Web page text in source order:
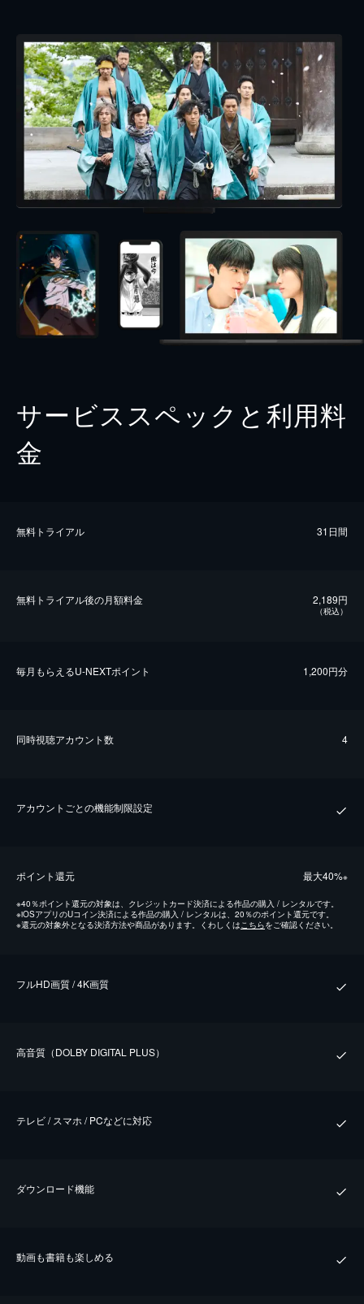
サービススペックと利用料
金
無料トライアル 31日間
無料トライアル後の⽉額料金 2,189円
（税込）
毎⽉もらえるU-NEXTポイント 1,200円分
同時視聴アカウント数 4
アカウントごとの機能制限設定
ポイント還元 最⼤40%※
※40％ポイント還元の対象は、クレジットカード決済による作品の購入 / レンタルです。
※iOSアプリのUコイン決済による作品の購入 / レンタルは、20％のポイント還元です。
※還元の対象外となる決済方法や商品があります。くわしくはこちらをご確認ください。
フルHD画質 / 4K画質
⾼⾳質（DOLBY DIGITAL PLUS）
テレビ / スマホ / PCなどに対応
ダウンロード機能
動画も書籍も楽しめる